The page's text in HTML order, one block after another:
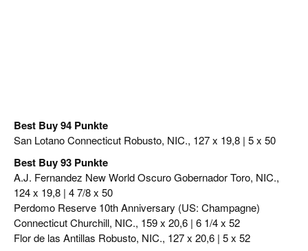
Best Buy 94 Punkte
San Lotano Connecticut Robusto, NIC., 127 x 19,8 | 5 x 50
Best Buy 93 Punkte
A.J. Fernandez New World Oscuro Gobernador Toro, NIC.,
124 x 19,8 | 4 7/8 x 50
Perdomo Reserve 10th Anniversary (US: Champagne)
Connecticut Churchill, NIC., 159 x 20,6 | 6 1/4 x 52
Flor de las Antillas Robusto, NIC., 127 x 20,6 | 5 x 52